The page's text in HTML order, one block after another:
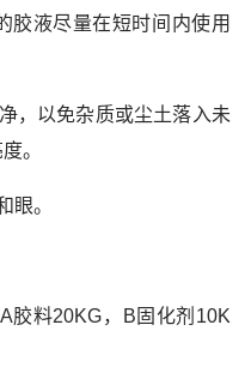
胶液尽量在短时间内使用
，以免杂质或尘土落入未
。
眼。
胶料20KG，B固化剂10K